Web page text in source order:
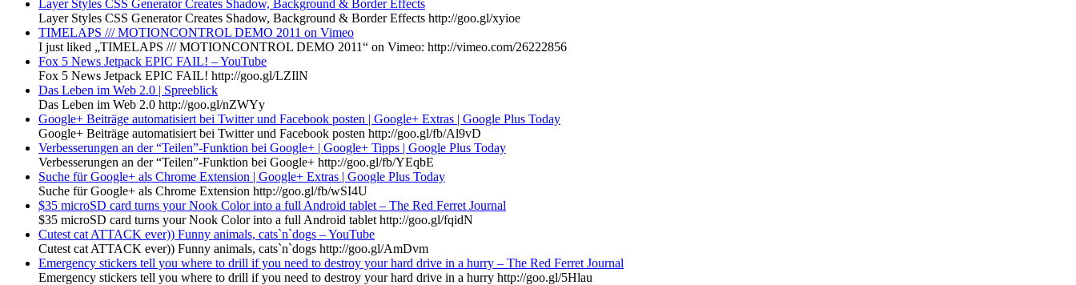
Layer Styles CSS Generator Creates Shadow, Background & Border Effects
Layer Styles CSS Generator Creates Shadow, Background & Border Effects http://goo.gl/xyioe
TIMELAPS /// MOTIONCONTROL DEMO 2011 on Vimeo
I just liked „TIMELAPS /// MOTIONCONTROL DEMO 2011“ on Vimeo: http://vimeo.com/26222856
‪Fox 5 News Jetpack EPIC FAIL!‬‏ – YouTube
Fox 5 News Jetpack EPIC FAIL! http://goo.gl/LZIlN
Das Leben im Web 2.0 | Spreeblick
Das Leben im Web 2.0 http://goo.gl/nZWYy
Google+ Beiträge automatisiert bei Twitter und Facebook posten | Google+ Extras | Google Plus Today
Google+ Beiträge automatisiert bei Twitter und Facebook posten http://goo.gl/fb/Al9vD
Verbesserungen an der “Teilen”-Funktion bei Google+ | Google+ Tipps | Google Plus Today
Verbesserungen an der “Teilen”-Funktion bei Google+ http://goo.gl/fb/YEqbE
Suche für Google+ als Chrome Extension | Google+ Extras | Google Plus Today
Suche für Google+ als Chrome Extension http://goo.gl/fb/wSI4U
$35 microSD card turns your Nook Color into a full Android tablet – The Red Ferret Journal
$35 microSD card turns your Nook Color into a full Android tablet http://goo.gl/fqidN
‪Cutest cat ATTACK ever)) Funny animals, cats`n`dogs‬‏ – YouTube
Cutest cat ATTACK ever)) Funny animals, cats`n`dogs http://goo.gl/AmDvm
Emergency stickers tell you where to drill if you need to destroy your hard drive in a hurry – The Red Ferret Journal
Emergency stickers tell you where to drill if you need to destroy your hard drive in a hurry http://goo.gl/5Hlau